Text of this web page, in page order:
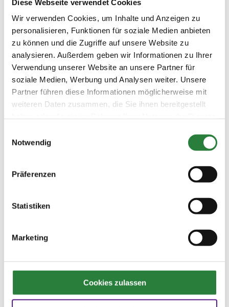
Diese Webseite verwendet Cookies
Wir verwenden Cookies, um Inhalte und Anzeigen zu
personalisieren, Funktionen für soziale Medien anbieten
zu können und die Zugriffe auf unsere Website zu
analysieren. Außerdem geben wir Informationen zu Ihrer
Verwendung unserer Website an unsere Partner für
soziale Medien, Werbung und Analysen weiter. Unsere
Partner führen diese Informationen möglicherweise mit
weiteren Daten zusammen, die Sie ihnen bereitgestellt
Notwendig
Präferenzen
Statistiken
Marketing
Cookies zulassen
2 3 4 LP
02.08.2025
4. Stilspringprüfung Kl.L 110cm SPR
Preisgeld
LKL/Art
03.08.2025
5. Punktespringprüfung Kl.L mit
SPR
Preisgeld
3 4 5 LP
(n)
SPR
03.08.2025
7. Springprfg.m.steigenden
Anforderungen Kl.A** 100cm
SPR
Preisgeld